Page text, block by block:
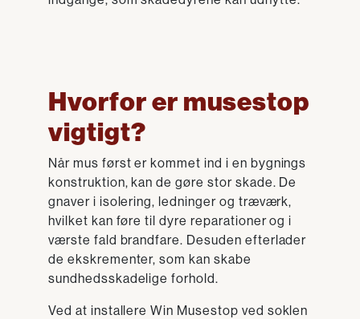
Hvorfor er musestop
vigtigt?
Når mus først er kommet ind i en bygnings
konstruktion, kan de gøre stor skade. De
gnaver i isolering, ledninger og træværk,
hvilket kan føre til dyre reparationer og i
værste fald brandfare. Desuden efterlader
de ekskrementer, som kan skabe
sundhedsskadelige forhold.
Ved at installere Win Musestop ved soklen